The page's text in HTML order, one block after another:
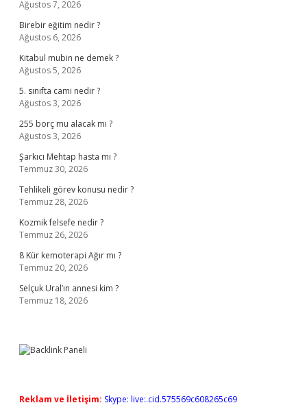
Ağustos 7, 2026
Birebir eğitim nedir ?
Ağustos 6, 2026
Kitabul mubin ne demek ?
Ağustos 5, 2026
5. sınıfta cami nedir ?
Ağustos 3, 2026
255 borç mu alacak mı ?
Ağustos 3, 2026
Şarkıcı Mehtap hasta mı ?
Temmuz 30, 2026
Tehlikeli görev konusu nedir ?
Temmuz 28, 2026
Kozmik felsefe nedir ?
Temmuz 26, 2026
8 Kür kemoterapi Ağır mı ?
Temmuz 20, 2026
Selçuk Ural’ın annesi kim ?
Temmuz 18, 2026
Reklam ve İletişim: Skype: live:.cid.575569c608265c69